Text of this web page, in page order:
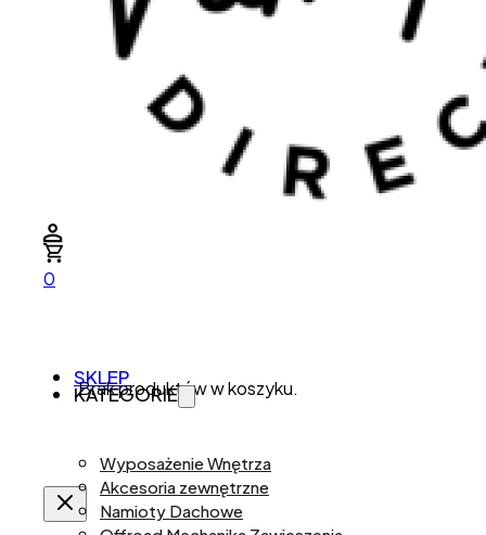
0
Brak produktów w koszyku.
SKLEP
KATEGORIE
Wyposażenie Wnętrza
Akcesoria zewnętrzne
Namioty Dachowe